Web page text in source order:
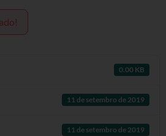
0.00 KB
11 de setembro de 2019
11 de setembro de 2019